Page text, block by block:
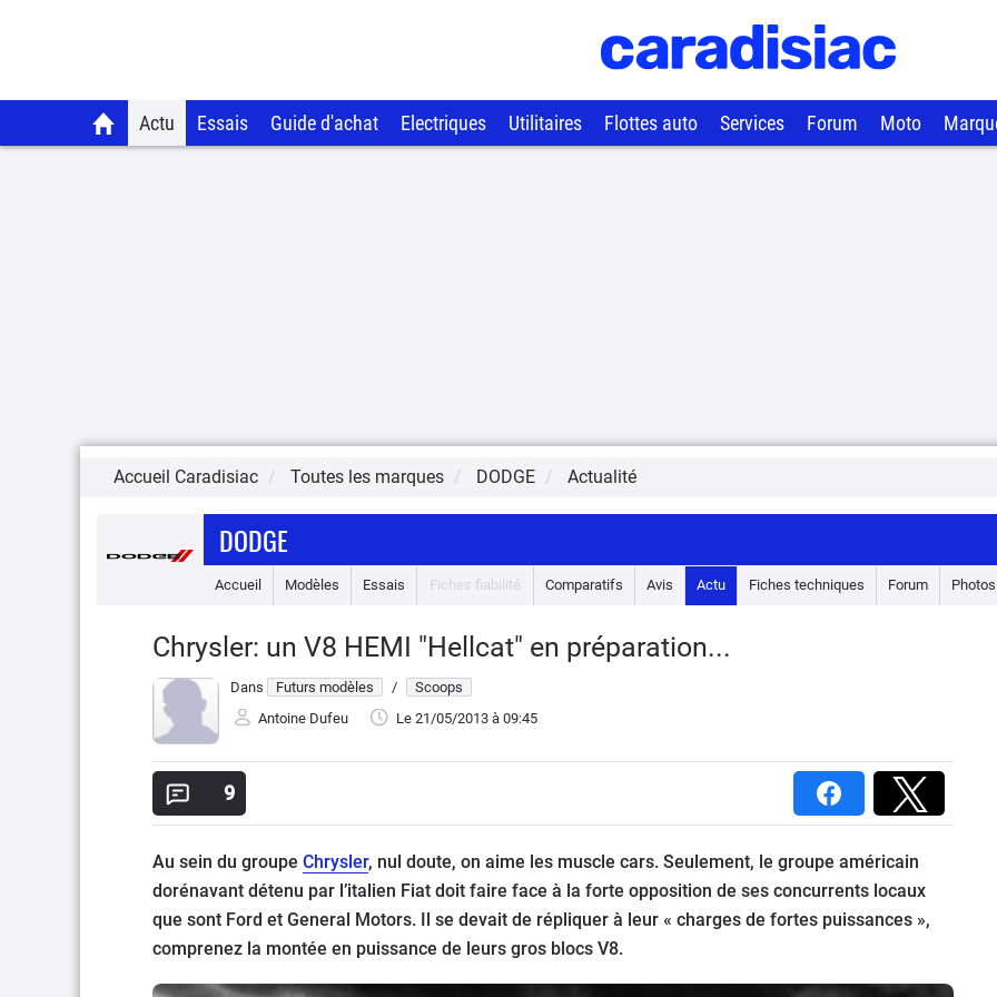
Actu Essais Guide d'achat Electriques Utilitaires Flottes auto Services Forum Moto
Accueil Caradisiac Toutes les marques DODGE Actualité
DODGE
Accueil Modèles Essais Fiches fiabilité Comparatifs Avis Actu Fiches techniques Forum Photos
Chrysler: un V8 HEMI "Hellcat" en préparation...
Dans Futurs modèles /
Scoops
Antoine Dufeu
Le 21/05/2013 à 09:45
9
Au sein du groupe Chrysler, nul doute, on aime les muscle cars. Seulement, le groupe américain
dorénavant détenu par l’italien Fiat doit faire face à la forte opposition de ses concurrents locaux
que sont Ford et General Motors. Il se devait de répliquer à leur « charges de fortes puissances »,
comprenez la montée en puissance de leurs gros blocs V8.